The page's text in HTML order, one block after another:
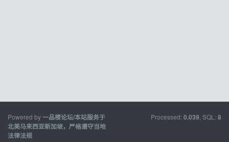
Powered by一品楼论坛/本站服务于
北美马来西亚新加坡，严格遵守当地
法律法规
Processed: 0.039 , SQL: 8